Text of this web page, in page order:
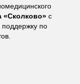
«Сколково» с
поддержку по